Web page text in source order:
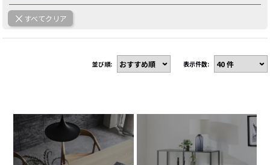
すべてクリア
並び順: 表示件数: